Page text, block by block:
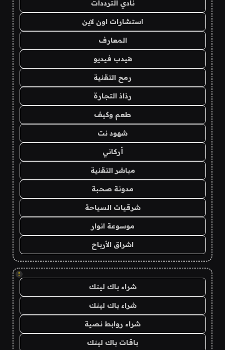
نادي الترددات
استشارات اون لاين
المعارف
هيدب فيديو
رمح التقنية
رذاذ التجارة
طعم وكيف
شهود نت
أركاني
مباشر التقنية
مدونة صحبة
شرقيات السياحة
موسوعة انوار
اشراق الأرباح
!
شراء باك لينك
شراء باك لينك
شراء روابط نصية
باقات باك لينك